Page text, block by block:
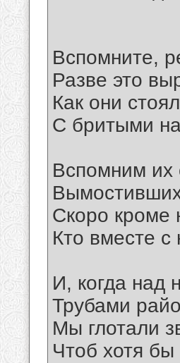
Вспомните,
Разве это
Как они
С бритыми
Вспомним их
Скоро кроме
Кто вместе
И, когда над
Трубами
Мы глотали
Чтоб хотя